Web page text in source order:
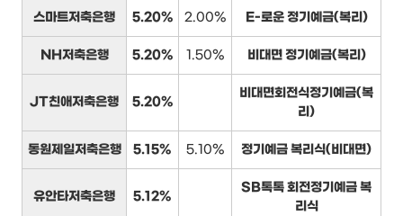
스마트저축은행 5.20% 2.00% E-로운 정기예금(복리)
NH저축은행 5.20% 1.50% 비대면 정기예금(복리)
JT친애저축은행 5.20%
비대면회전식정기예금(복
리)
동원제일저축은행 5.15% 5.10% 정기예금 복리식(비대면)
유안타저축은행 5.12%
SB톡톡 회전정기예금 복
리식